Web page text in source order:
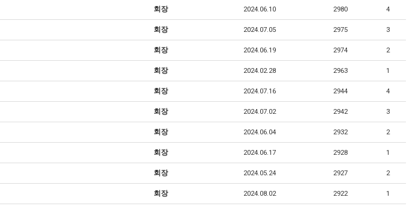
회장 2024.06.10 2980 4
회장 2024.07.05 2975 3
회장 2024.06.19 2974 2
회장 2024.02.28 2963 1
회장 2024.07.16 2944 4
회장 2024.07.02 2942 3
회장 2024.06.04 2932 2
회장 2024.06.17 2928 1
회장 2024.05.24 2927 2
회장 2024.08.02 2922 1